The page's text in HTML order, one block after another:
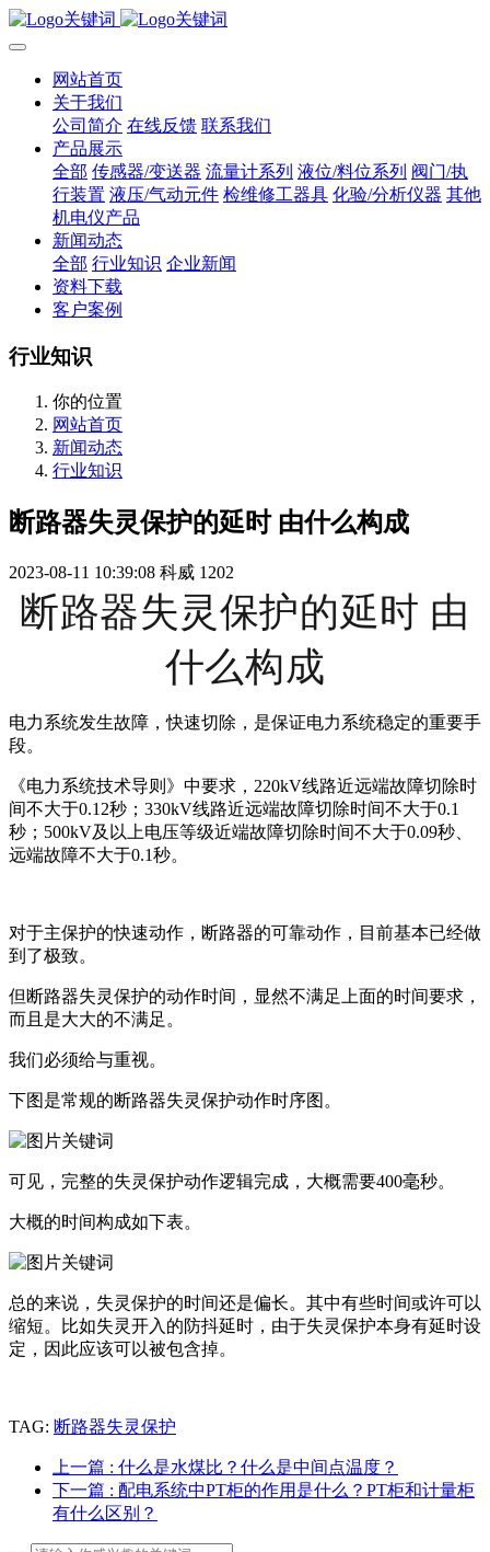
网站首页
关于我们
公司简介 在线反馈 联系我们
产品展示
全部 传感器/变送器 流量计系列 液位/料位系列 阀门/执
行装置 液压/气动元件 检维修工器具 化验/分析仪器 其他
机电仪产品
新闻动态
全部 行业知识 企业新闻
资料下载
客户案例
行业知识
你的位置
网站首页
新闻动态
行业知识
断路器失灵保护的延时 由什么构成
2023-08-11 10:39:08 科威 1202
断路器失灵保护的延时 由
什么构成
电力系统发生故障，快速切除，是保证电力系统稳定的重要手
段。
《电力系统技术导则》中要求，220kV线路近远端故障切除时
间不大于0.12秒；330kV线路近远端故障切除时间不大于0.1
秒；500kV及以上电压等级近端故障切除时间不大于0.09秒、
远端故障不大于0.1秒。
对于主保护的快速动作，断路器的可靠动作，目前基本已经做
到了极致。
但断路器失灵保护的动作时间，显然不满足上面的时间要求，
而且是大大的不满足。
我们必须给与重视。
下图是常规的断路器失灵保护动作时序图。
可见，完整的失灵保护动作逻辑完成，大概需要400毫秒。
大概的时间构成如下表。
总的来说，失灵保护的时间还是偏长。其中有些时间或许可以
缩短。比如失灵开入的防抖延时，由于失灵保护本身有延时设
定，因此应该可以被包含掉。
TAG: 断路器失灵保护
上一篇 : 什么是水煤比？什么是中间点温度？
下一篇 : 配电系统中PT柜的作用是什么？PT柜和计量柜
有什么区别？